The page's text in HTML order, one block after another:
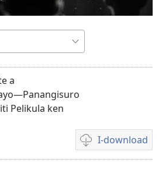
a
Pelikula ken
I-download
Dagiti
opsion